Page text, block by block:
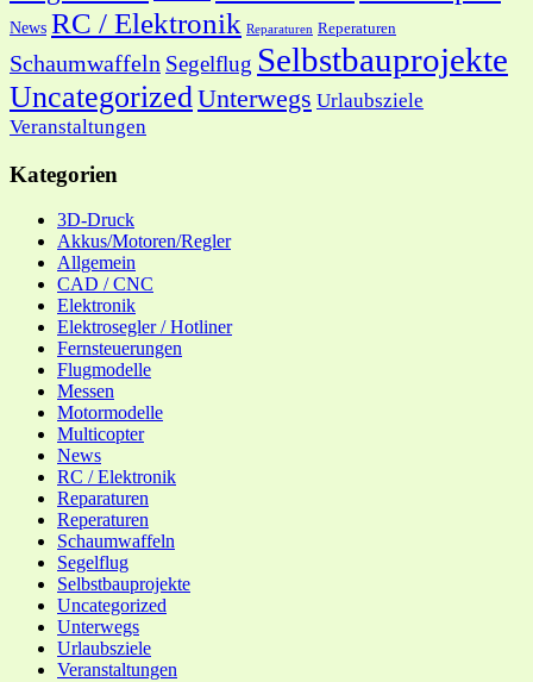
News RC / Elektronik Reparaturen Reperaturen
Schaumwaffeln Segelflug Selbstbauprojekte
UncategorizedUnterwegs Urlaubsziele
Veranstaltungen
Kategorien
3D-Druck
Akkus/Motoren/Regler
Allgemein
CAD / CNC
Elektronik
Elektrosegler / Hotliner
Fernsteuerungen
Flugmodelle
Messen
Motormodelle
Multicopter
News
RC / Elektronik
Reparaturen
Reperaturen
Schaumwaffeln
Segelflug
Selbstbauprojekte
Uncategorized
Unterwegs
Urlaubsziele
Veranstaltungen